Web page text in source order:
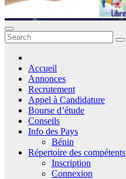
Accueil
Annonces
Recrutement
Appel à Candidature
Bourse d’étude
Conseils
Info des Pays
Bénin
Répertoire des compétents
Inscription
Connexion